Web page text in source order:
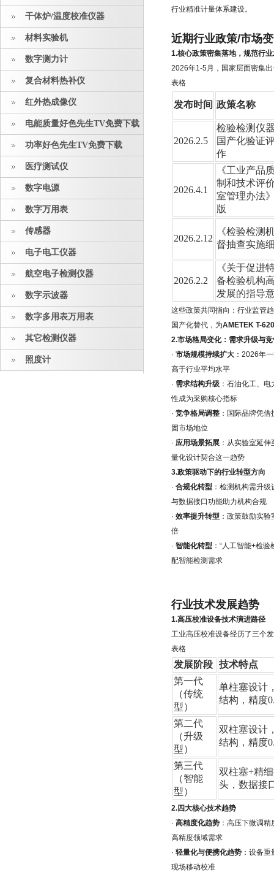
干体炉/温度校准仪器
材料实验机
数字测力计
复合材料热补仪
红外热成像仪
电能质量好色先生TV免费下载
功率好色先生TV免费下载
医疗测试仪
数字电源
数字万用表
传感器
电子电工仪器
航空电子检测仪器
数字示波器
数字多用表万用表
其它检测仪器
照度计
行业精准计量体系建设。
近期行业政策/市场
1.核心政策密集落地，规范行
2026年1-5月，国家层面密集
表格
发布时间 政策名称
2026.2.5
检验检测仪
国产化验证
作
2026.4.1
《工业产品
制和技术评
室管理办法
版
2026.2.12
《检验检测
督抽查实施
2026.2.2
《关于促进
备检验机构
发展的指导
这些政策共同指向：行业监管
国产化替代，为AMETEK T-
2.市场格局变化：需求升级与
· 市场规模持续扩大 ：2026年
高于行业平均水平
· 需求结构升级 ：石油化工、
性成为采购核心指标
· 竞争格局调整 ：国际品牌凭
固市场地位
· 应用场景拓展 ：从实验室延
量化设计契合这一趋势
3.政策驱动下的行业转型方向
· 合规化转型 ：检测机构需升
与数据接口功能助力机构合规
· 效率提升转型 ：政策鼓励实
倍
· 智能化转型 ：“人工智能+检
配智能检测需求
行业技术发展趋势
1.高压校准设备技术演进路径
工业高压校准设备经历了三个
表格
发展阶段 技术特点
第一代
（传统
型）
单柱塞设计
结构，精度
第二代
（升级
型）
双柱塞设计
结构，精度
第三代
（智能
型）
双柱塞+精
头，数据接
2.四大核心技术趋势
· 高精度化趋势 ：高压下微调
高精度领域需求
· 轻量化与便携化趋势 ：设备
现场移动校准